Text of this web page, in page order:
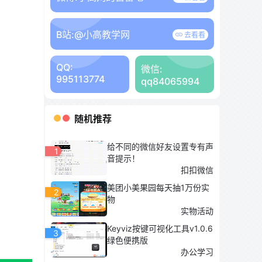
B站:@小高教学网 去看看
QQ:
995113774
微信:
qq84065994
随机推荐
1
给不同的微信好友设置专有声
音提示！
扣扣微信
2
美团小美果园每天抽1万份实
物
实物活动
3
Keyviz按键可视化工具v1.0.6
绿色便携版
办公学习